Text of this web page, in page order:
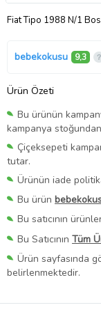
Fiat Tipo 1988 N/1
bebekokusu 9,3
Ürün Özeti
Bu ürünün
kampanya
Çiçeksepeti
tutar.
Ürünün iade
Bu ürün
Bu satıcının
Bu Satıcının Tüm
Ürün sayfasında
belirlenmektedir.